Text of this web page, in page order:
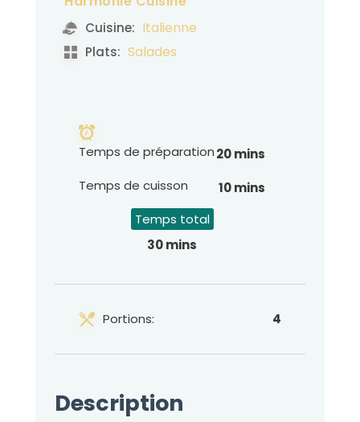
Cuisine: Italienne
Plats: Salades
Temps de préparation20 mins
Temps de cuisson
10 mins
Temps total
30 mins
Portions: 4
Description